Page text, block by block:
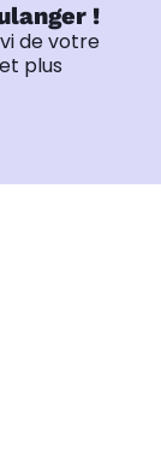
!
de votre
plus